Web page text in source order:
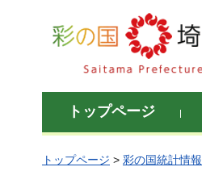
彩の国 埼玉県
トップページ
トップページ > 彩の国統計情